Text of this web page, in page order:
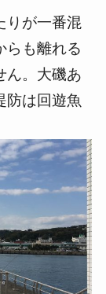
りが一番混
らも離れる
ん。大磯あ
防は回遊魚